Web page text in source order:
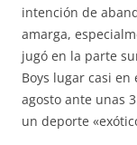
intención de
amarga,
jugó en la parte
Boys lugar casi
agosto ante unas
un deporte